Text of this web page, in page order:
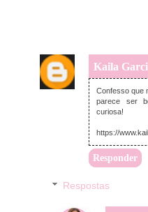
Kaila
Confesso que
parece ser
curiosa!
https://
Responder
Respostas